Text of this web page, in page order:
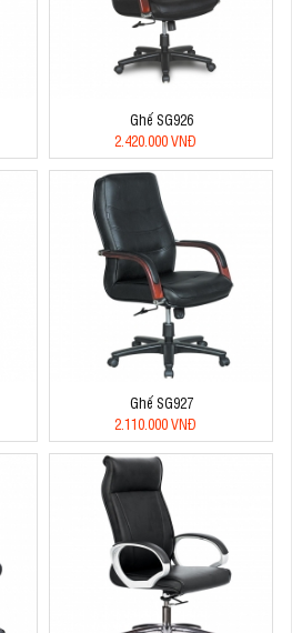
Ghế SG926
2.420.000 VNĐ
Ghế SG927
2.110.000 VNĐ